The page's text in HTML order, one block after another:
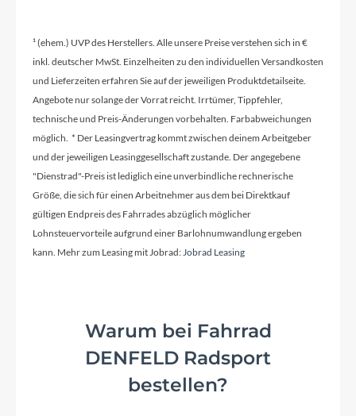
Kurbelgarnitur
Shimano FC-MT611, 32T, Boost
Kassette
CUBE Flat Race Bar, 720mm
grey'n'metal
Kette
Shimano CN-M6100
¹ (ehem.) UVP des Herstellers. Alle unsere Preise verstehen sich in €
inkl. deutscher MwSt. Einzelheiten zu den individuellen Versandkosten
und Lieferzeiten erfahren Sie auf der jeweiligen Produktdetailseite.
Angebote nur solange der Vorrat reicht. Irrtümer, Tippfehler,
technische und Preis-Änderungen vorbehalten. Farbabweichungen
möglich. * Der Leasingvertrag kommt zwischen deinem Arbeitgeber
und der jeweiligen Leasinggesellschaft zustande. Der angegebene
"Dienstrad"-Preis ist lediglich eine unverbindliche rechnerische
Größe, die sich für einen Arbeitnehmer aus dem bei Direktkauf
gültigen Endpreis des Fahrrades abzüglich möglicher
Lohnsteuervorteile aufgrund einer Barlohnumwandlung ergeben
kann. Mehr zum Leasing mit Jobrad:Jobrad Leasing
Warum bei Fahrrad
DENFELD Radsport
bestellen?